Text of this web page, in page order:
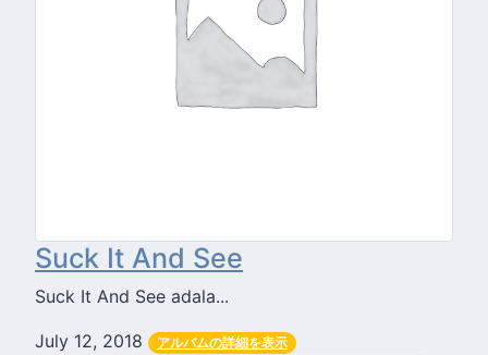
Suck It And See
Suck It And See adala...
July 12, 2018 アルバムの詳細を表示